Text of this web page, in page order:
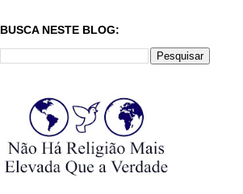
BUSCA NESTE BLOG: